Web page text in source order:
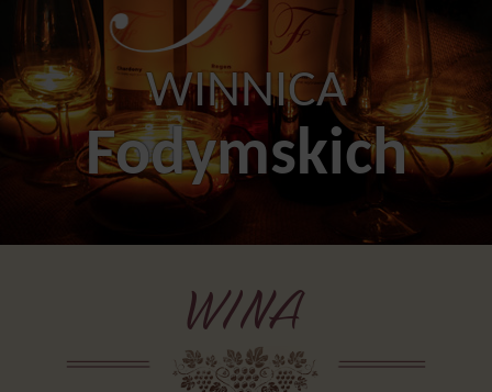
WINNICA
Fodymskich
WINA